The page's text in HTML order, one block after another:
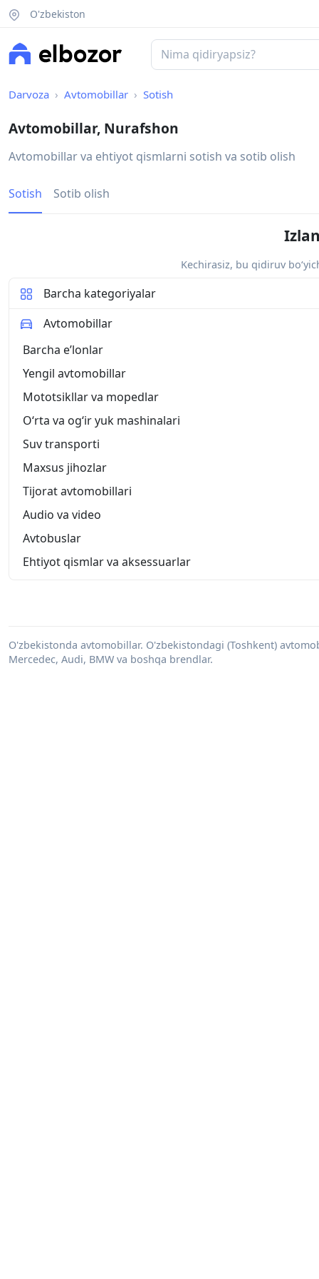
O'zbekiston
Darvoza Avtomobillar Sotish
Avtomobillar, Nurafshon
Avtomobillar va ehtiyot qismlarni sotish va sotib olish
Sotish Sotib olish
Kechirasiz, bu qidiruv
Barcha kategoriyalar
Avtomobillar
Barcha eʼlonlar
Yengil avtomobillar
Mototsikllar va mopedlar
O‘rta va og‘ir yuk mashinalari
Suv transporti
Maxsus jihozlar
Tijorat avtomobillari
Audio va video
Avtobuslar
Ehtiyot qismlar va aksessuarlar
O'zbekistonda avtomobillar. O'zbekistondagi (Toshkent)
Mercedec, Audi, BMW va boshqa brendlar.